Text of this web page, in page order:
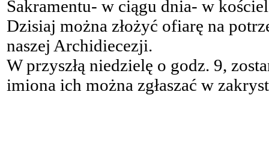
Sakramentu- w ciągu dnia- w
Dzisiaj można złożyć ofiarę na
naszej Archidiecezji.
W przyszłą niedzielę o godz. 9,
imiona ich można zgłaszać w